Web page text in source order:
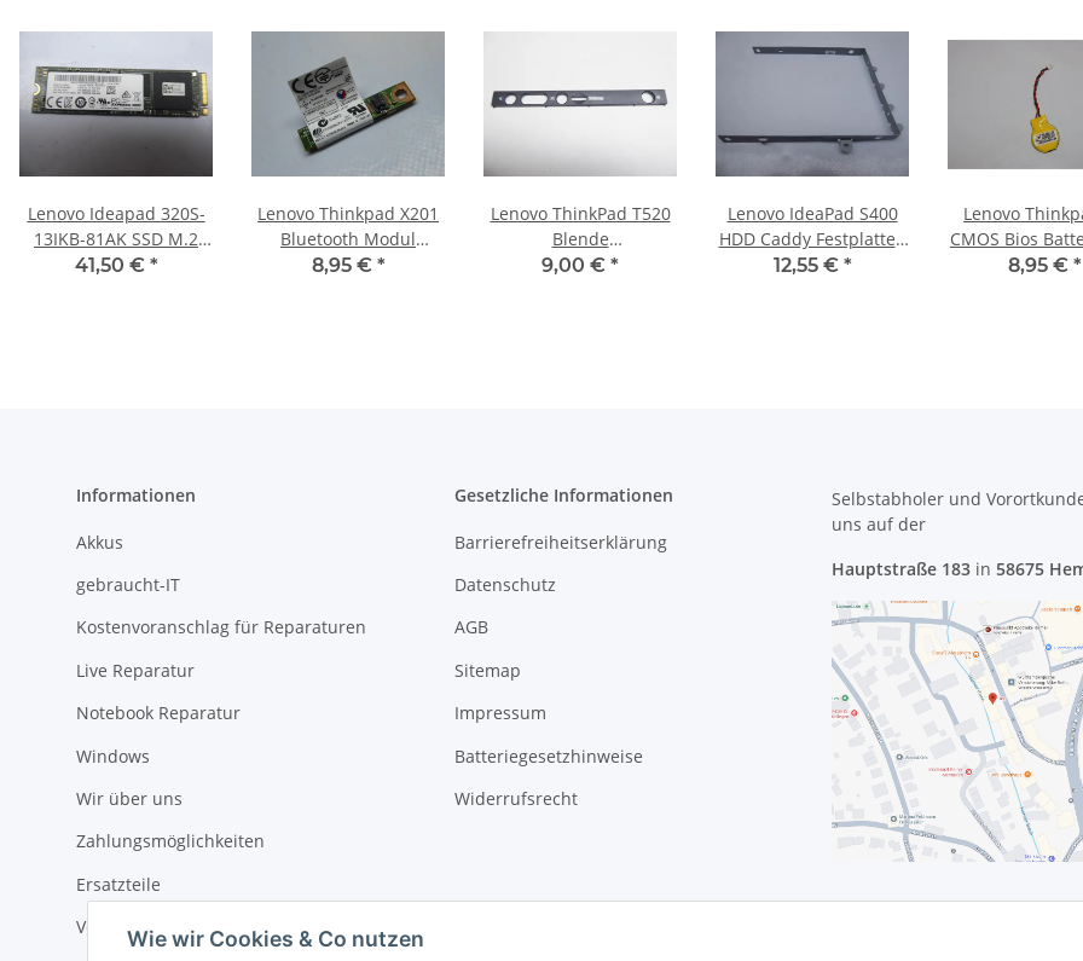
Wie wir Cookies & Co nutzen
Lenovo Ideapad 320S-
13IKB-81AK SSD M.2
41,50 € *
Lenovo Thinkpad X201
Bluetooth Modul
60Y3199 #2703
8,95 € *
Lenovo ThinkPad T520
Blende
Lautstärkenregelung
9,00 € *
Lenovo IdeaPad S400
HDD Caddy Festplatten
Rahmen EC0S2000300
12,55 € *
Lenovo
CMOS Bios
Kabel8,95 € *
Informationen
Akkus
gebraucht-IT
Kostenvoranschlag für Reparaturen
Live Reparatur
Notebook Reparatur
Windows
Wir über uns
Zahlungsmöglichkeiten
Ersatzteile
Versandinformationen
Gesetzliche Informationen
Barrierefreiheitserklärung
Datenschutz
AGB
Sitemap
Impressum
Batteriegesetzhinweise
Widerrufsrecht
Selbstabholer und
uns auf der
Hauptstraße 183 in 58675